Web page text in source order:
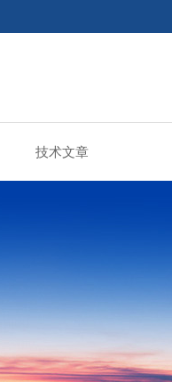
技术文章